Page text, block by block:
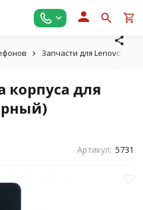
Запчасти для Lenovo
для
Артикул: 5731